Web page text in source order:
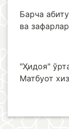
Барча
ва
"Ҳидоя"
Матбуот